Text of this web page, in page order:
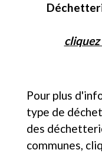
cliquez
Pour plus
type de
des
communes,